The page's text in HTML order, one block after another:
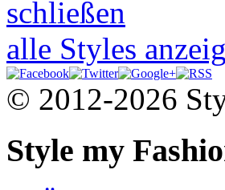
alle Styles
© 2012-2026
Style my